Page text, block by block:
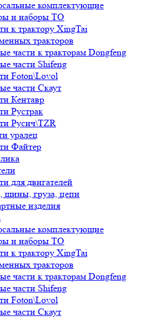
комплектующие
и наборы ТО
к трактору XingTai
тракторов
части к тракторам Dongfeng
части Shifeng
Foton\Lovol
части Скаут
Кентавр
Рустрак
Русич\TZR
уралец
Файтер
для двигателей
шины, груза, цепи
изделия
комплектующие
и наборы ТО
к трактору XingTai
тракторов
части к тракторам Dongfeng
части Shifeng
Foton\Lovol
части Скаут